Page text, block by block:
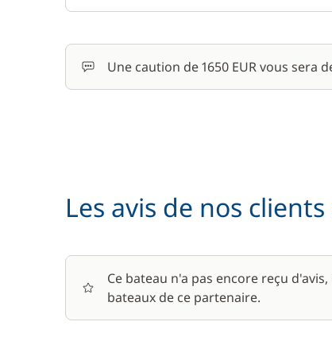
Une caution de 1650 EUR vous
Les avis de nos
Ce bateau n'a pas encore reçu
bateaux de ce partenaire.